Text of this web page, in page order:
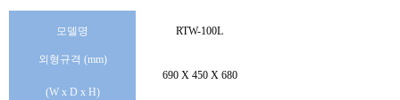
모델명 RTW-100L
외형규격(mm)
(WxDxH)
690X450X680